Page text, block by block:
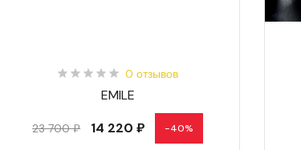
0 отзывов
EMILE
23 700 ₽ 14 220 ₽ -40%